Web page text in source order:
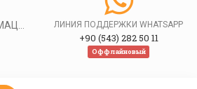
ЛИНИЯ ПОДДЕРЖКИ WHATSAPP
+90 (543) 282 50 11
Оффлайновый